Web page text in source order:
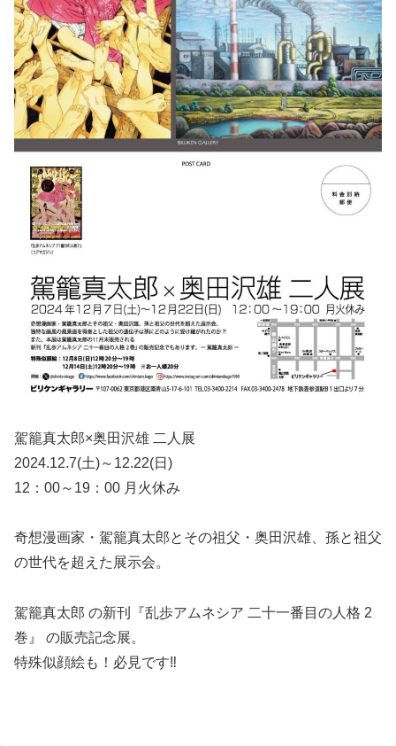
駕籠真太郎×奥田沢雄 二人展
2024.12.7(土)～12.22(日)
12：00～19：00 月火休み
奇想漫画家・駕籠真太郎とその祖父・奥田沢雄、孫と祖父
の世代を超えた展示会。
駕籠真太郎 の新刊『乱歩アムネシア 二十一番目の人格 2
巻』 の販売記念展。
特殊似顔絵も！必見です‼